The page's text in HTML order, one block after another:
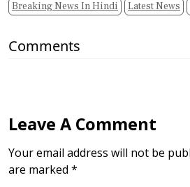
Breaking News In Hindi Latest News
Comments
Leave A Comment
Your email address will not be
are marked *